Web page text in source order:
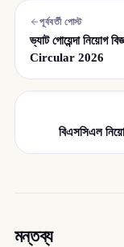
পূর্ববর্তী পোস্ট
ভ্যাট গোয়েন্দা
Circular 2026
বিএসসিএল
মন্তব্য